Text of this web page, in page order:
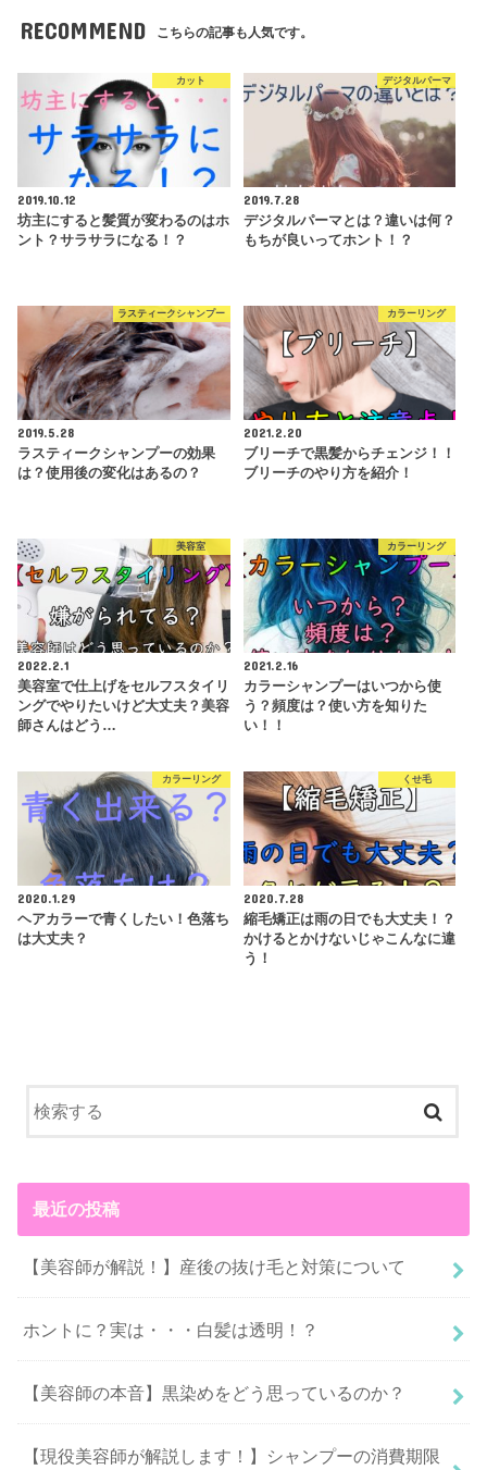
RECOMMEND こちらの記事も人気です。
カット
2019.10.12
坊主にすると髪質が変わるのはホ
ント？サラサラになる！？
デジタルパーマ
2019.7.28
デジタルパーマとは？違いは何？
もちが良いってホント！？
ラスティークシャンプー
2019.5.28
ラスティークシャンプーの効果
は？使用後の変化はあるの？
カラーリング
2021.2.20
ブリーチで黒髪からチェンジ！！
ブリーチのやり方を紹介！
美容室
2022.2.1
美容室で仕上げをセルフスタイリ
ングでやりたいけど大丈夫？美容
師さんはどう…
カラーリング
2021.2.16
カラーシャンプーはいつから使
う？頻度は？使い方を知りた
い！！
カラーリング
2020.1.29
ヘアカラーで青くしたい！色落ち
は大丈夫？
くせ毛
2020.7.28
縮毛矯正は雨の日でも大丈夫！？
かけるとかけないじゃこんなに違
う！
最近の投稿
【美容師が解説！】産後の抜け毛と対策について
ホントに？実は・・・白髪は透明！？
【美容師の本音】黒染めをどう思っているのか？
【現役美容師が解説します！】シャンプーの消費期限